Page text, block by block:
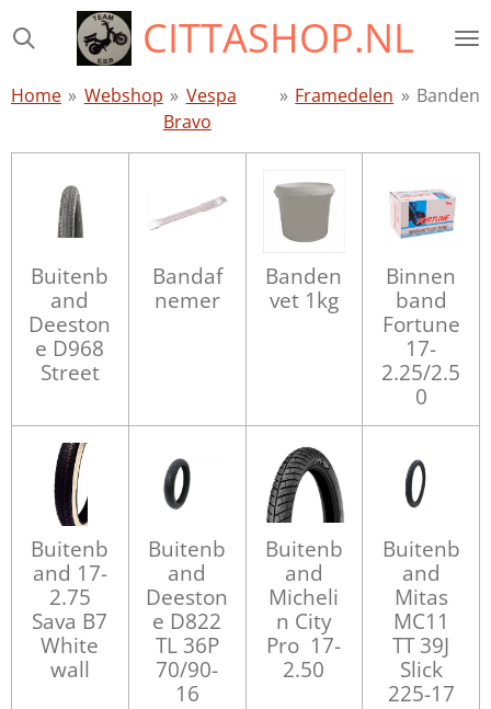
direct
de
CITTASHOP.NL
Home » Webshop » Vespa
Bravo
» Framedelen » Banden
Buitenb
and
Deeston
e D968
Street
Bandaf
nemer
Banden
vet 1kg
Binnen
band
Fortune
17-
2.25/2.5
0
Buitenb
and 17-
2.75
Sava B7
White
wall
Buitenb
and
Deeston
e D822
TL 36P
70/90-
16
Buitenb
and
Micheli
n City
Pro 17-
2.50
Buitenb
and
Mitas
MC11
TT 39J
Slick
225-17